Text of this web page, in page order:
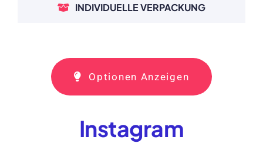
INDIVIDUELLE VERPACKUNG
Optionen Anzeigen
Instagram